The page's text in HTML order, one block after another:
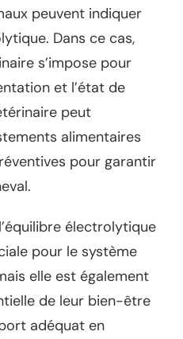
peuvent indiquer
Dans ce cas,
s’impose pour
et l’état de
peut
alimentaires
pour garantir
électrolytique
pour le système
elle est également
de leur bien-être
adéquat en